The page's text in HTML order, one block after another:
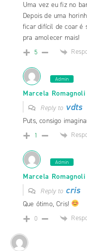
Uma vez eu fiz no
Depois de uma
ficar difícil de coar é
pra amolecer mais!
5
Admin
Marcela Romagnoli
Reply to vdts
Puts, consigo
1
Admin
Marcela Romagnoli
Reply to cris
Que ótimo, Cris!
0